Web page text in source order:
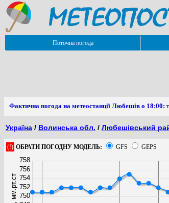
Поточна погода
Фактична погода на метеостанції Любешів о 18:00:
Україна / Волинська обл. / Любешівський
(!) ОБРАТИ ПОГОДНУ МОДЕЛЬ: GFS GEPS